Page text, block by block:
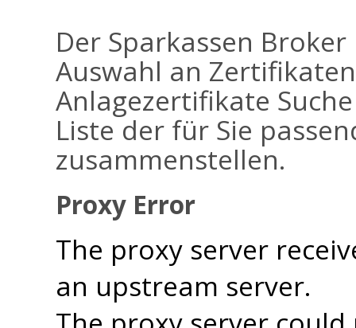
Der Sparkassen
Auswahl an
Anlagezertifikate
Liste der für Sie
zusammenstellen.
Proxy Error
The proxy server
an upstream server.